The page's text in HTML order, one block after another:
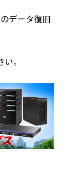
データ復旧
。